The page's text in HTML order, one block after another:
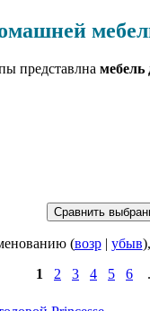
представлна мебель
(возр| убыв
1
2 3 4 5 6